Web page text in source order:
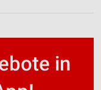
in